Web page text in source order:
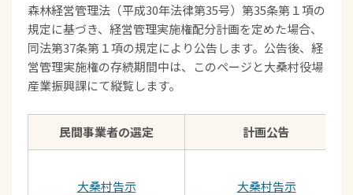
森林経営管理法（平成30年法律第35号）第35条第１項の
規定に基づき、経営管理実施権配分計画を定めた場合、
同法第37条第１項の規定により公告します。公告後、経
営管理実施権の存続期間中は、このページと大桑村役場
産業振興課にて縦覧します。
民間事業者の選定 計画公告
大桑村告示
大桑村告示